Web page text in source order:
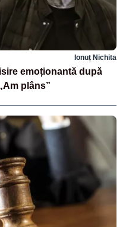
Ionuț Nichita
emoționantă după
plâns”